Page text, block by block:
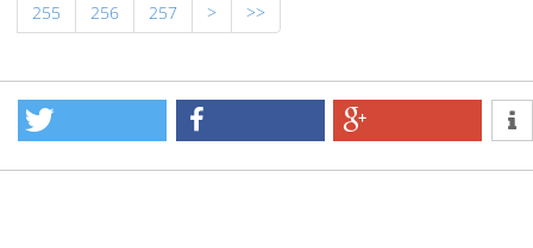
255
256 257 > >>